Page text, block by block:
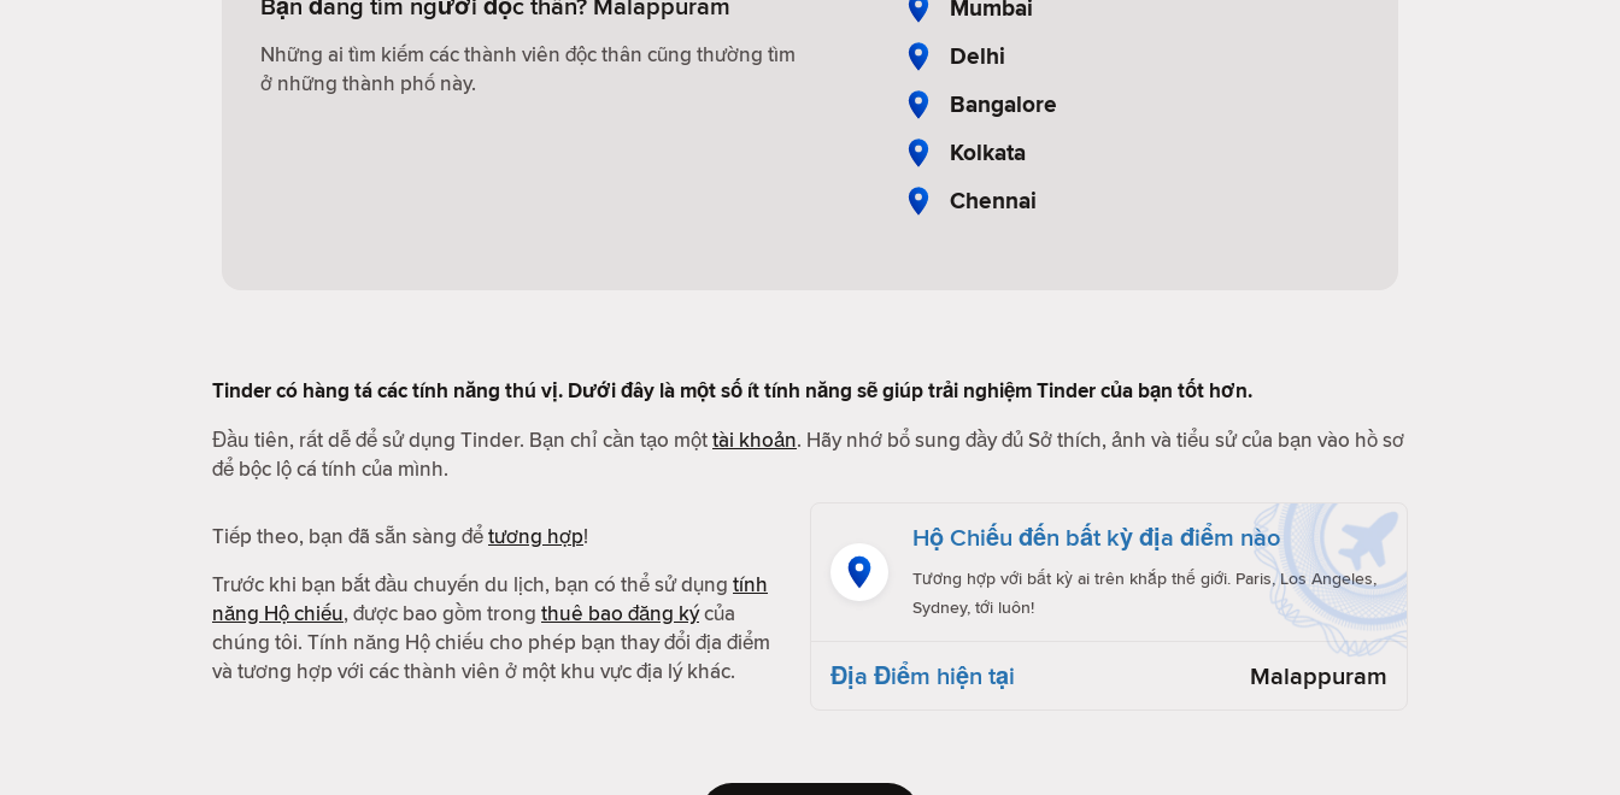
Những ai tìm kiếm các thành viên độc thân cũng thường tìm
ở những thành phố này.
Mumbai
Delhi
Bangalore
Kolkata
Chennai
Tinder có hàng tá các tính năng thú vị. Dưới đây là một số ít tính năng sẽ giúp trải nghiệm Tinder của bạn tốt hơn.
Đầu tiên, rất dễ để sử dụng Tinder. Bạn chỉ cần tạo mộttài khoản. Hãy nhớ bổ sung đầy đủ Sở thích, ảnh và tiểu sử của bạn vào hồ sơ
để bộc lộ cá tính của mình.
Tiếp theo, bạn đã sẵn sàng đểtương hợp!
Trước khi bạn bắt đầu chuyến du lịch, bạn có thể sử dụng tính
năng Hộ chiếu, được bao gồm trong thuê bao đăng kýcủa
chúng tôi. Tính năng Hộ chiếu cho phép bạn thay đổi địa điểm
và tương hợp với các thành viên ở một khu vực địa lý khác.
Hộ Chiếu đến bất kỳ địa điểm nào
Tương hợp với bất kỳ ai trên khắp thế giới. Paris, Los Angeles,
Sydney, tới luôn!
Địa Điểm hiện tại Malappuram